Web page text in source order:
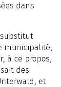
dans
municipalité,
à ce propos,
des
et